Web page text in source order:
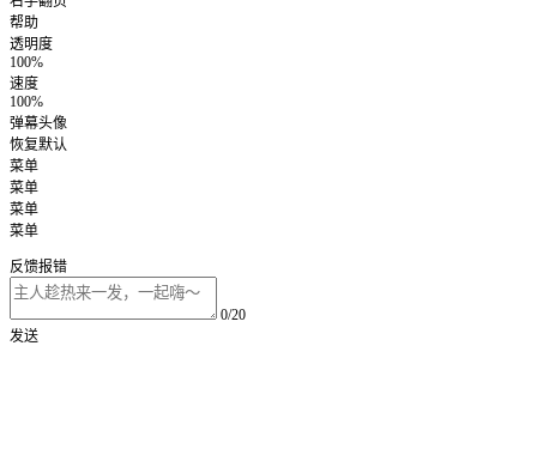
帮助
透明度
100%
速度
100%
弹幕头像
恢复默认
菜单
菜单
菜单
菜单
反馈报错
0/20
发送